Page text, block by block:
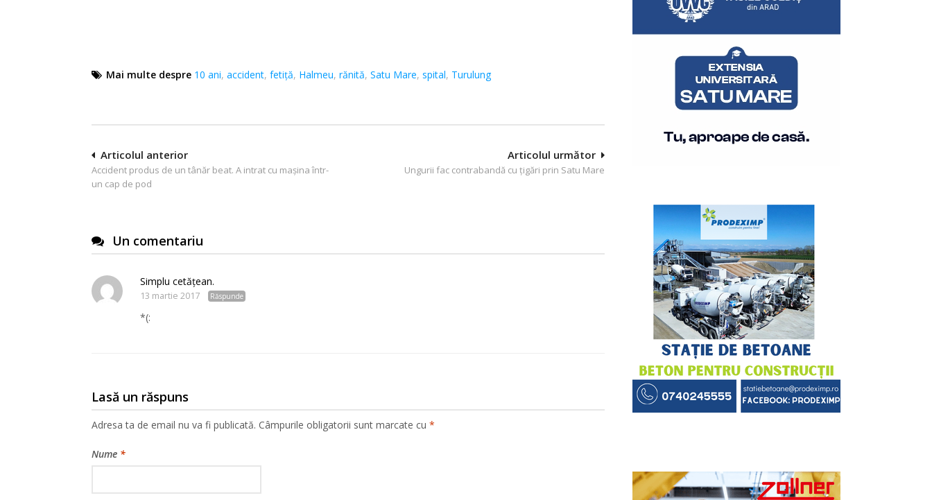
Mai multe despre 10 ani, accident, fetiţă, Halmeu, rănită, Satu Mare, spital, Turulung
Navigare
în
Articolul următor
Ungurii fac contrabandă cu țigări prin Satu Mare
Articolul anterior
Accident produs de un tânăr beat. A intrat cu mașina într-
un cap de pod
Un comentariu
Simplu cetățean.
13 martie 2017 Răspunde
*(:
Lasă un răspuns
Adresa ta de email nu va fi publicată. Câmpurile obligatorii sunt marcate cu *
Nume *